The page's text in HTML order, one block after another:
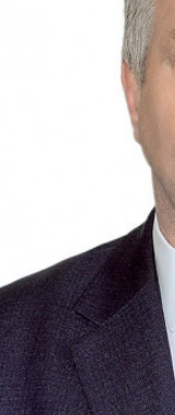
СТРУКТУРА
Президія НАН
Апарат
Секція
Секція
Секція
Установи при
Ради, комітети
Наукові
Громадські